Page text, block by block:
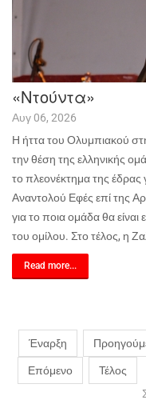
«Ντούντα»
Αυγ 06, 2026
Η ήττα του Ολυμπιακού
την θέση της ελληνικής
το πλεονέκτημα της έδρας
Αναντολού Εφές επί της
για το ποια ομάδα θα
του ομίλου. Στο τέλος, η
Read more...
Έναρξη
Επόμενο
Τέλος